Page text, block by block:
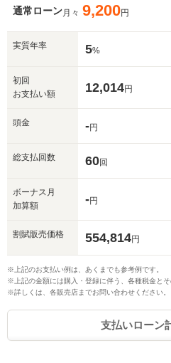
通常ローン月々 9,200円
実質年率 5%
初回
お支払い額
12,014円
頭金 -円
総支払回数 60回
ボーナス月
加算額
-円
割賦販売価格 554,814円
※上記のお支払い例は、あくまでも参考例です。
※上記の金額には購入・登録に伴う、各種税金とそ
※詳しくは、各販売店までお問い合わせください。
支払いローン